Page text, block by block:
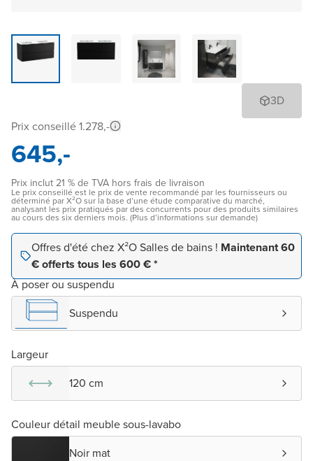
3D
Prix conseillé 1.278,-
645,-
Prix inclut 21 % de TVA hors frais de livraison
Le prix conseillé est le prix de vente recommandé par les fournisseurs ou
déterminé par X²O sur la base d’une étude comparative du marché,
analysant les prix pratiqués par des concurrents pour des produits similaires
au cours des six derniers mois. (Plus d’informations sur demande)
Offres d'été chez X²O Salles de bains ! Maintenant 60
€ offerts tous les 600 € *
À poser ou suspendu
Suspendu
Largeur
120 cm
Couleur détail meuble sous-lavabo
Noir mat